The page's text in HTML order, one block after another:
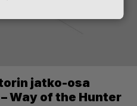
jatko-osa
Way of the Hunter